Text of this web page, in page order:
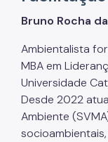
Serviços
Educação
Programas
Bruno Rocha
Ambientalista
MBA em
Universidade
Desde 2022
Ambiente